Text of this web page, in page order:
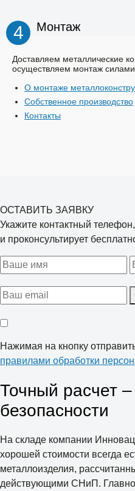
4 Монтаж
Доставляем металлические
осуществляем монтаж силами
О монтаже
Собственное производство
Контакты
ОСТАВИТЬ ЗАЯВКУ
Укажите контактный
и проконсультирует
Нажимая на кнопку
правилами обработки
Точный расчет –
безопасности
На складе компании
хорошей стоимости всегда
металлоизделия,
действующими СНиП.